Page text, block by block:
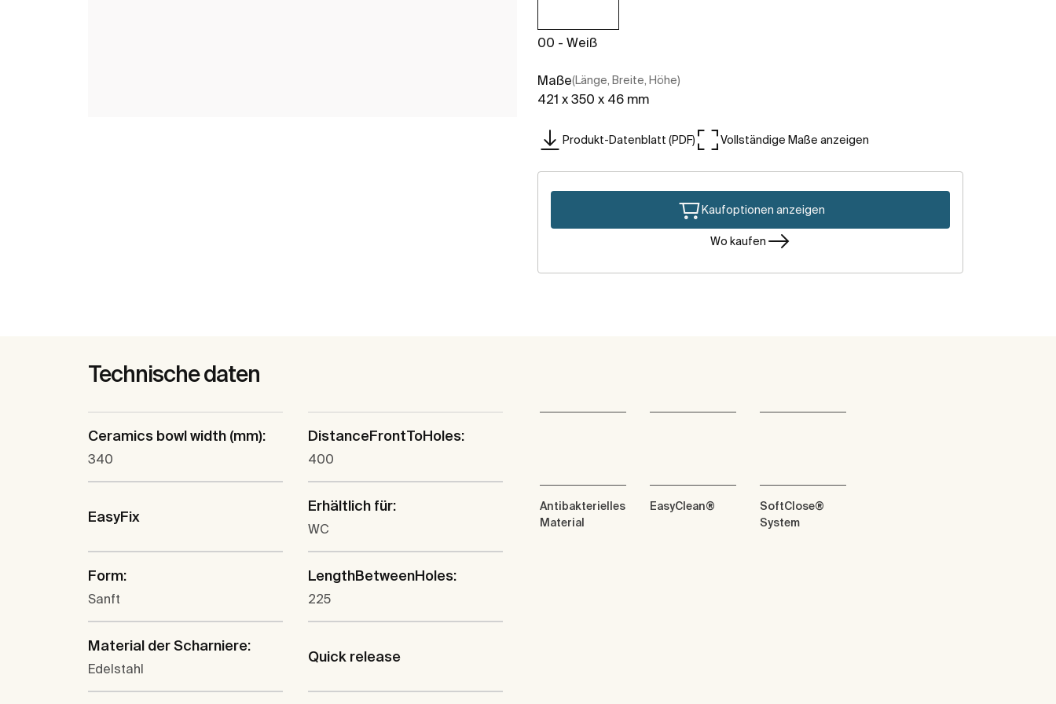
00 - Weiß
Maße(Länge, Breite, Höhe)
421 x 350 x 46 mm
Produkt-Datenblatt (PDF) Vollständige Maße anzeigen
Kaufoptionen anzeigen
Wo kaufen
Technische daten
Ceramics bowl width (mm):
340
DistanceFrontToHoles:
400
EasyFix
Erhältlich für:
WC
Form:
Sanft
LengthBetweenHoles:
225
Material der Scharniere:
Edelstahl
Quick release
Antibakterielles
Material
EasyClean®
SoftClose®
System